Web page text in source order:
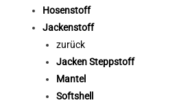
Hosenstoff
Jackenstoff
zurück
Jacken Steppstoff
Mantel
Softshell